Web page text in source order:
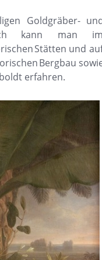
Goldgräber-
kann man
Stätten und
Bergbau
erfahren.